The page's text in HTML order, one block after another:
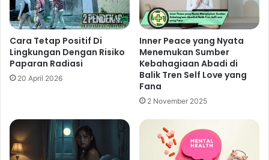
Cara Tetap Positif Di
Lingkungan Dengan Risiko
Paparan Radiasi
20 April 2026
Inner Peace yang Nyata
Menemukan Sumber
Kebahagiaan Abadi di
Balik Tren Self Love yang
Fana
2 November 2025